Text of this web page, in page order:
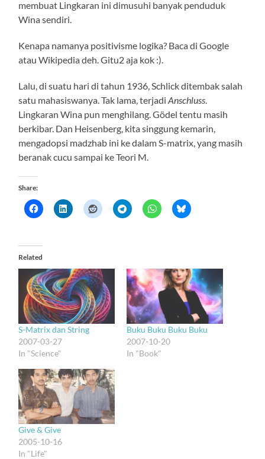
membuat Lingkaran ini dimusuhi banyak penduduk
Wina sendiri.
Kenapa namanya positivisme logika? Baca di Google
atau Wikipedia deh. Gitu2 aja kok :).
Lalu, di suatu hari di tahun 1936, Schlick ditembak salah
satu mahasiswanya. Tak lama, terjadiAnschluss.
Lingkaran Wina pun menghilang. Gödel tentu masih
berkibar. Dan Heisenberg, kita singgung kemarin,
mengadopsi madzhab ini ke dalam S-matrix, yang masih
beranak cucu sampai ke Teori M.
Share:
Related
S-Matrix dan String
2007-03-27
In "Science"
Buku Buku Buku Buku
2007-10-20
In "Book"
Give & Give
2005-10-16
In "Life"